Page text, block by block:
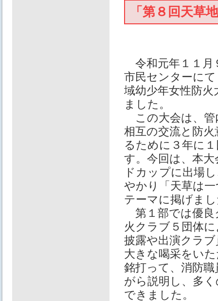
「第８回天草
令和元年１１月
市民センターに
域幼少年女性防
ました。
この大会は、管
相互の交流と防
るために３年に
す。今回は、本
ドカップに出場
やかり「天草は
テーマに掲げま
第１部では優良
火クラブ５団体
披露や出演クラ
大きな喝采をい
銘打って、消防
がら説明し、多
できました。